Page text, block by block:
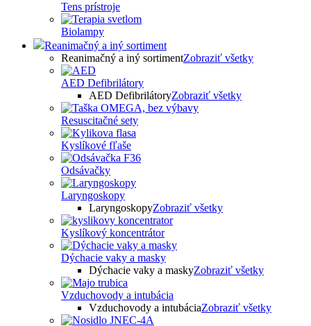
Tens prístroje
Biolampy
Reanimačný a iný sortiment
Reanimačný a iný sortimentZobraziť všetky
AED Defibrilátory
AED DefibrilátoryZobraziť všetky
Resuscitačné sety
Kyslíkové fľaše
Odsávačky
Laryngoskopy
LaryngoskopyZobraziť všetky
Kyslíkový koncentrátor
Dýchacie vaky a masky
Dýchacie vaky a maskyZobraziť všetky
Vzduchovody a intubácia
Vzduchovody a intubáciaZobraziť všetky